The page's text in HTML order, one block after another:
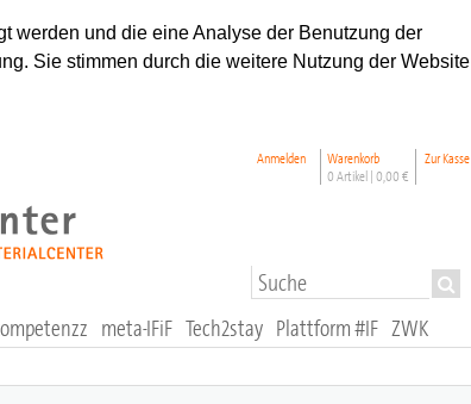
werden und die eine Analyse der Benutzung der
Sie stimmen durch die weitere Nutzung der Website
Anmelden
Warenkorb
0 Artikel | 0,00 €
Zur Kasse
meta-IFiF Tech2stay Plattform #IF ZWK